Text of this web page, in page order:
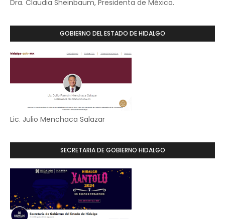
Dra. Claudia Sheinbaum, Presidenta de México.
GOBIERNO DEL ESTADO DE HIDALGO
Lic. Julio Menchaca Salazar
SECRETARIA DE GOBIERNO HIDALGO